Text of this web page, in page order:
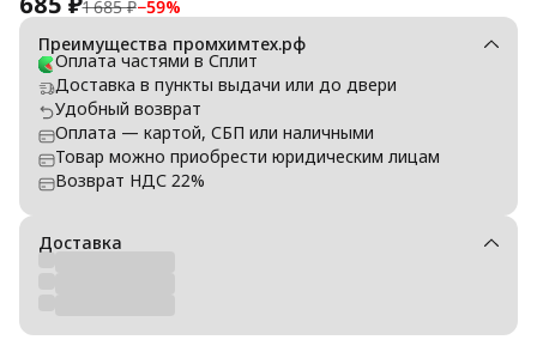
1 685 ₽−59%
Преимущества промхимтех.рф
Оплата частями в Сплит
Доставка в пункты выдачи или до двери
Удобный возврат
Оплата — картой, СБП или наличными
Товар можно приобрести юридическим лицам
Возврат НДС 22%
Доставка